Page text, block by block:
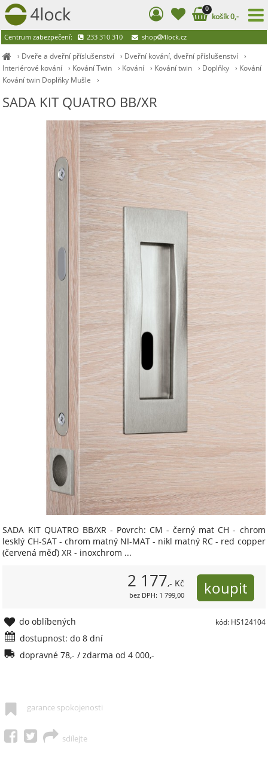
› Dveře a dveřní příslušenství › Dveřní kování, dveřní příslušenství ›
Interiérové kování › Kování Twin › Kování › Kování twin › Doplňky › Kování
Kování twin Doplňky Mušle
›
SADA KIT QUATRO BB/XR
SADA KIT QUATRO BB/XR - Povrch: CM - černý mat CH - chrom
lesklý CH-SAT - chrom matný NI-MAT - nikl matný RC - red copper
(červená měď) XR - inoxchrom ...
2 177,- Kč
bez DPH: 1 799,00
kód: HS124104
do oblíbených
dostupnost: do 8 dní
dopravné 78,- / zdarma od 4 000,-
garance spokojenosti
sdílejte
0
košík 0,-
Centrum zabezpečení: 233 310 310 shop 4lock.cz